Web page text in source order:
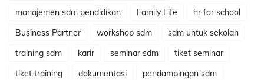
manajemen sdm pendidikan
Family Life
hr for school
Business Partner
workshop sdm
sdm untuk sekolah
training sdm
karir seminar sdm
tiket seminar
tiket training
dokumentasi
pendampingan sdm